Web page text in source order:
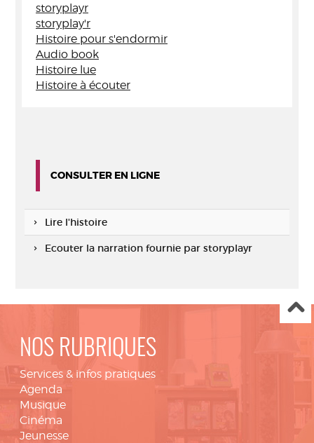
storyplayr
storyplay'r
Histoire pour s'endormir
Audio book
Histoire lue
Histoire à écouter
CONSULTER EN LIGNE
Lire l'histoire
Ecouter la narration fournie par storyplayr
NOS RUBRIQUES
Services & infos pratiques
Agenda
Musique
Cinéma
Jeunesse